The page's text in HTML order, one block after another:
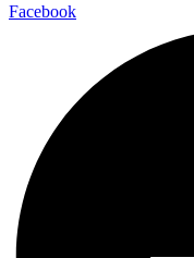
Facebook